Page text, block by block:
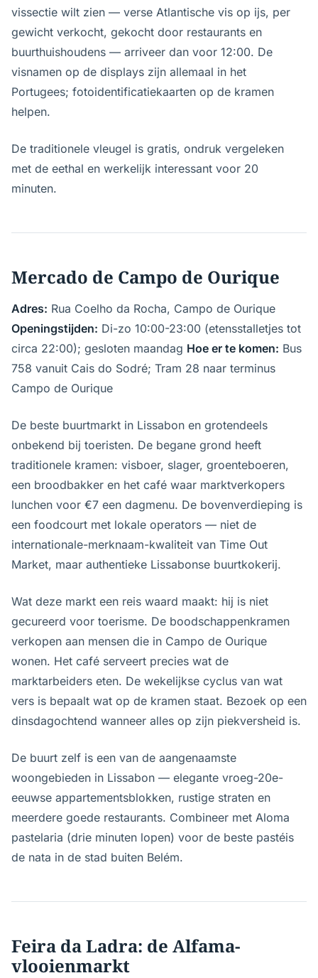
vissectie wilt zien — verse Atlantische vis op ijs, per
gewicht verkocht, gekocht door restaurants en
buurthuishoudens — arriveer dan voor 12:00. De
visnamen op de displays zijn allemaal in het
Portugees; fotoidentificatiekaarten op de kramen
helpen.
De traditionele vleugel is gratis, ondruk vergeleken
met de eethal en werkelijk interessant voor 20
minuten.
Mercado de Campo de Ourique
Adres: Rua Coelho da Rocha, Campo de Ourique
Openingstijden: Di-zo 10:00-23:00 (etensstalletjes tot
circa 22:00); gesloten maandag Hoe er te komen: Bus
758 vanuit Cais do Sodré; Tram 28 naar terminus
Campo de Ourique
De beste buurtmarkt in Lissabon en grotendeels
onbekend bij toeristen. De begane grond heeft
traditionele kramen: visboer, slager, groenteboeren,
een broodbakker en het café waar marktverkopers
lunchen voor €7 een dagmenu. De bovenverdieping is
een foodcourt met lokale operators — niet de
internationale-merknaam-kwaliteit van Time Out
Market, maar authentieke Lissabonse buurtkokerij.
Wat deze markt een reis waard maakt: hij is niet
gecureerd voor toerisme. De boodschappenkramen
verkopen aan mensen die in Campo de Ourique
wonen. Het café serveert precies wat de
marktarbeiders eten. De wekelijkse cyclus van wat
vers is bepaalt wat op de kramen staat. Bezoek op een
dinsdagochtend wanneer alles op zijn piekversheid is.
De buurt zelf is een van de aangenaamste
woongebieden in Lissabon — elegante vroeg-20e-
eeuwse appartementsblokken, rustige straten en
meerdere goede restaurants. Combineer met Aloma
pastelaria (drie minuten lopen) voor de beste pastéis
de nata in de stad buiten Belém.
Feira da Ladra: de Alfama-
vlooienmarkt